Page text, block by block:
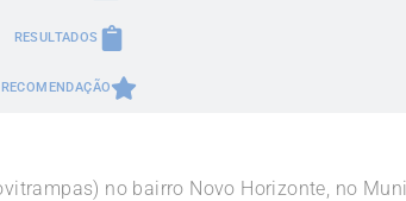
RESULTADOS
RECOMENDAÇÃO
no bairro Novo Horizonte, no